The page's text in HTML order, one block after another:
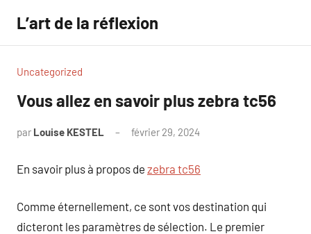
contenu
L’art de la réflexion
Uncategorized
Vous allez en savoir plus zebra tc56
par Louise KESTEL février 29, 2024
En savoir plus à propos de zebra tc56
Comme éternellement, ce sont vos destination qui
dicteront les paramètres de sélection. Le premier